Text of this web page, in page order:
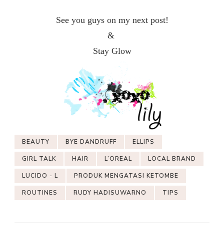
See you guys on my next post!
&
Stay Glow
BEAUTY BYE DANDRUFF ELLIPS
GIRL TALK HAIR L’OREAL LOCAL BRAND
LUCIDO - L PRODUK MENGATASI KETOMBE
ROUTINES RUDY HADISUWARNO TIPS